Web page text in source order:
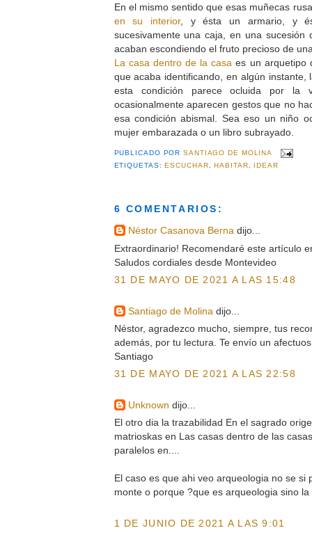
En el mismo sentido que esas muñecas
en su interior, y ésta un armario, y
sucesivamente una caja, en una sucesión
acaban escondiendo el fruto precioso de
La casa dentro de la casa es un arquetipo
que acaba identificando, en algún instante,
esta condición parece ocluida por la
ocasionalmente aparecen gestos que no
esa condición abismal. Sea eso un niño
mujer embarazada o un libro subrayado.
PUBLICADO PORSANTIAGO DE MOLINA
ETIQUETAS:ESCUCHAR ,HABITAR IDEAR
6 COMENTARIOS:
Néstor Casanova Bernadijo...
Extraordinario! Recomendaré este artículo
Saludos cordiales desde Montevideo
31 DE MAYO DE 2021 A LAS 15:48
Santiago de Molina dijo...
Néstor, agradezco mucho, siempre, tus
además, por tu lectura. Te envío un
Santiago
31 DE MAYO DE 2021 A LAS 22:58
Unknown dijo...
El otro dia la trazabilidad En el sagrado
matrioskas en Las casas dentro de las
paralelos en....
El caso es que ahi veo arqueologia no se si
monte o porque ?que es arqueologia sino
1 DE JUNIO DE 2021 A LAS 9:01